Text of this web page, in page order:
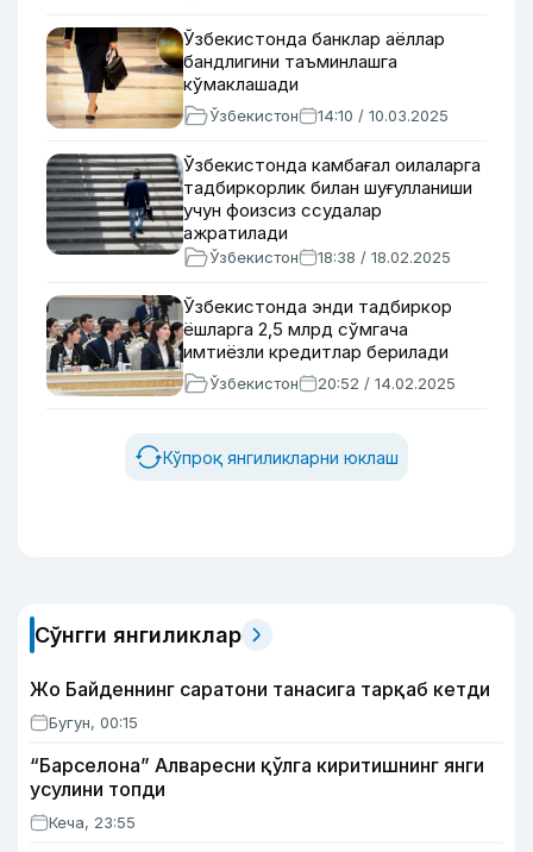
Ўзбекистонда банклар аёллар
бандлигини таъминлашга
кўмаклашади
Ўзбекистон 14:10 / 10.03.2025
Ўзбекистонда камбағал оилаларга
тадбиркорлик билан шуғулланиши
учун фоизсиз ссудалар
ажратилади
Ўзбекистон 18:38 / 18.02.2025
Ўзбекистонда энди тадбиркор
ёшларга 2,5 млрд сўмгача
имтиёзли кредитлар берилади
Ўзбекистон 20:52 / 14.02.2025
Кўпроқ янгиликларни юклаш
Сўнгги янгиликлар
Жо Байденнинг саратони танасига тарқаб кетди
Бугун, 00:15
“Барселона” Алваресни қўлга киритишнинг янги
усулини топди
Кеча, 23:55